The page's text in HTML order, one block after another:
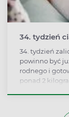
34. tydzień
34. tydzień
powinno być
rodnego i
ponad 2